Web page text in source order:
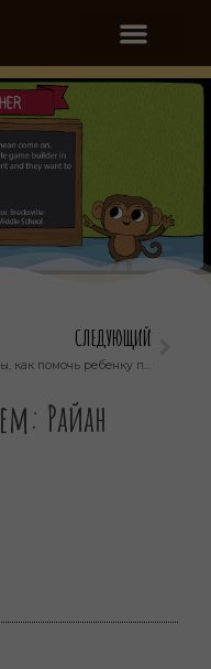
СЛЕДУЮЩИЙ
Советы, как помочь ребенку правильно выполнять домашнее задание
Райан